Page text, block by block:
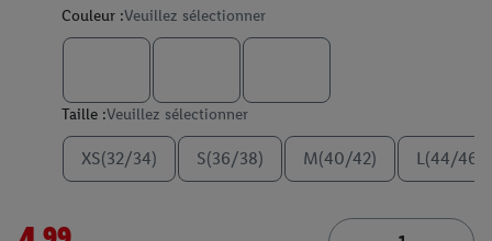
Couleur :Veuillez sélectionner
Taille :Veuillez sélectionner
XS(32/34) S(36/38) M(40/42) L(44/46)